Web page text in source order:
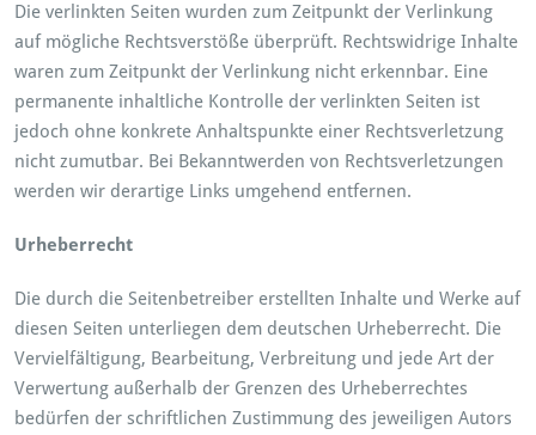
Die verlinkten Seiten wurden zum Zeitpunkt der Verlinkung
auf mögliche Rechtsverstöße überprüft. Rechtswidrige Inhalte
waren zum Zeitpunkt der Verlinkung nicht erkennbar. Eine
permanente inhaltliche Kontrolle der verlinkten Seiten ist
jedoch ohne konkrete Anhaltspunkte einer Rechtsverletzung
nicht zumutbar. Bei Bekanntwerden von Rechtsverletzungen
werden wir derartige Links umgehend entfernen.
Urheberrecht
Die durch die Seitenbetreiber erstellten Inhalte und Werke auf
diesen Seiten unterliegen dem deutschen Urheberrecht. Die
Vervielfältigung, Bearbeitung, Verbreitung und jede Art der
Verwertung außerhalb der Grenzen des Urheberrechtes
bedürfen der schriftlichen Zustimmung des jeweiligen Autors